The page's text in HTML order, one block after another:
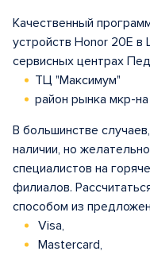
Качественный
устройств Honor 20E
сервисных центрах
ТЦ "Максимум"
район рынка мкр-
В большинстве
наличии, но
специалистов на
филиалов.
способом из
Visa,
Mastercard,